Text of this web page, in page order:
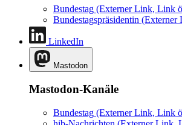
Bundestag (Externer Link, Link
Bundestagspräsidentin (Externer
LinkedIn
Mastodon
Mastodon-Kanäle
Bundestag (Externer Link, Link